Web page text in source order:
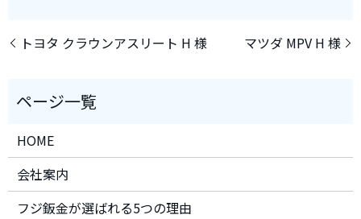
トヨタ クラウンアスリート H 様 マツダ MPV H 様
HOME
会社案内
フジ鈑金が選ばれる5つの理由